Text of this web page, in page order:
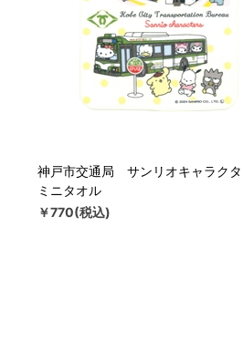
神戸市交通局 サンリオキャラク
ミニタオル
￥770(税込)